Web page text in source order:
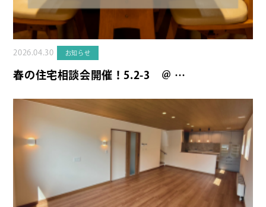
2026.04.30 お知らせ
春の住宅相談会開催！5.2-3 ＠ …